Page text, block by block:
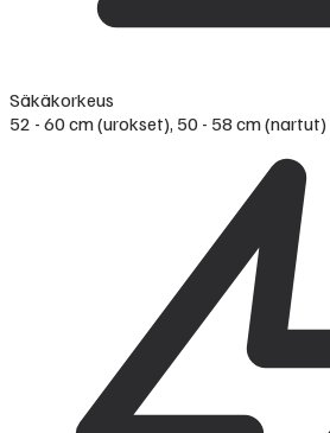
Säkäkorkeus
52 - 60 cm (urokset), 50 - 58 cm (nartut)